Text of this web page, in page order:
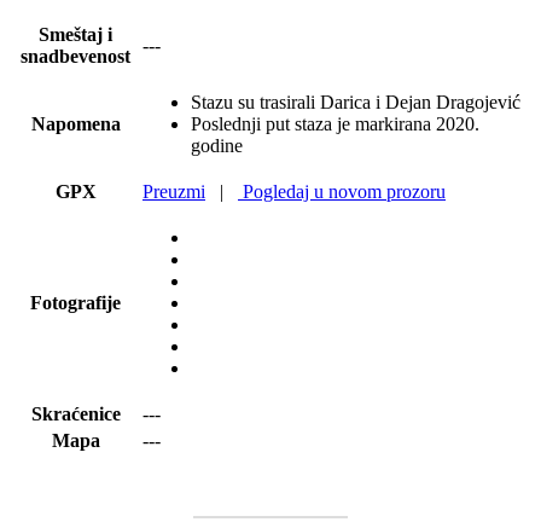
Smeštaj i
snadbevenost
---
Napomena
Stazu su trasirali Darica i Dejan Dragojević
Poslednji put staza je markirana 2020.
godine
GPX Preuzmi | Pogledaj u novom prozoru
Fotografije
Skraćenice
---
Mapa
---